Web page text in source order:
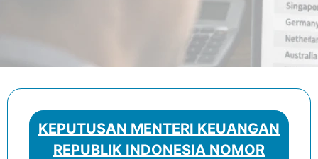
KEPUTUSAN MENTERI KEUANGAN
REPUBLIK INDONESIA NOMOR